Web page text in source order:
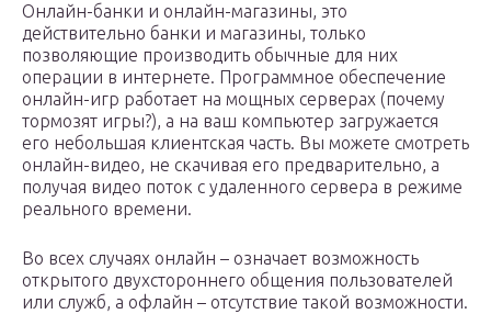
Онлайн-банки и онлайн-магазины, это
действительно банки и магазины, только
позволяющие производить обычные для них
операции в интернете. Программное обеспечение
онлайн-игр работает на мощных серверах (почему
тормозят игры?), а на ваш компьютер загружается
его небольшая клиентская часть. Вы можете смотреть
онлайн-видео, не скачивая его предварительно, а
получая видео поток с удаленного сервера в режиме
реального времени.
Во всех случаях онлайн – означает возможность
открытого двухстороннего общения пользователей
или служб, а офлайн – отсутствие такой возможности.